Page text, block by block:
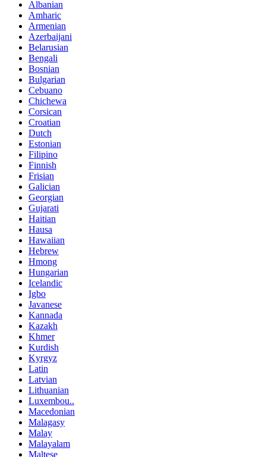
Albanian
Amharic
Armenian
Azerbaijani
Belarusian
Bengali
Bosnian
Bulgarian
Cebuano
Chichewa
Corsican
Croatian
Dutch
Estonian
Filipino
Finnish
Frisian
Galician
Georgian
Gujarati
Haitian
Hausa
Hawaiian
Hebrew
Hmong
Hungarian
Icelandic
Igbo
Javanese
Kannada
Kazakh
Khmer
Kurdish
Kyrgyz
Latin
Latvian
Lithuanian
Luxembou..
Macedonian
Malagasy
Malay
Malayalam
Maltese